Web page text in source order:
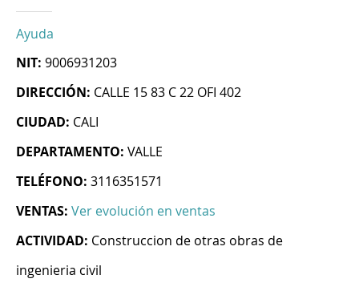
Ayuda
NIT: 9006931203
DIRECCIÓN: CALLE 15 83 C 22 OFI 402
CIUDAD: CALI
DEPARTAMENTO: VALLE
TELÉFONO: 3116351571
VENTAS: Ver evolución en ventas
ACTIVIDAD: Construccion de otras obras de
ingenieria civil